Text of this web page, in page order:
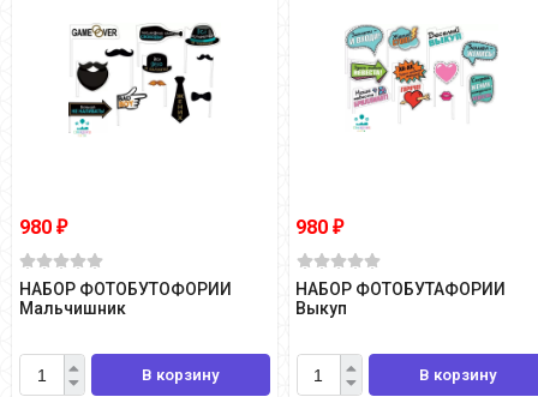
980 ₽
НАБОР ФОТОБУТОФОРИИ
Мальчишник
В корзину
980₽
НАБОР ФОТОБУТАФОРИИ
Выкуп
В корзину